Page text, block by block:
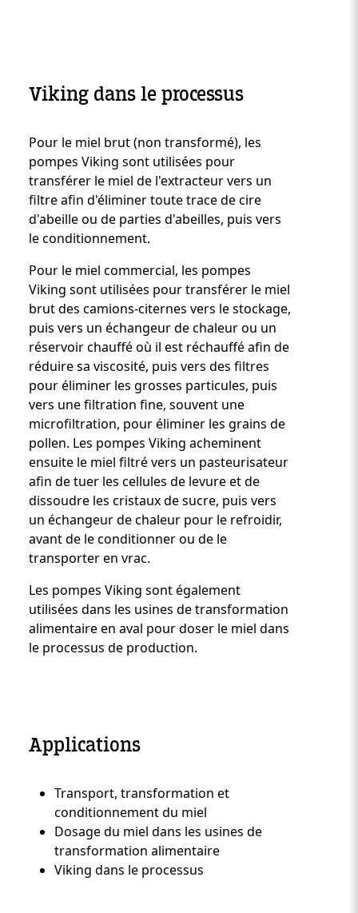
Custom Content One
Viking dans le processus
Pour le miel brut (non transformé), les
pompes Viking sont utilisées pour
transférer le miel de l'extracteur vers un
filtre afin d'éliminer toute trace de cire
d'abeille ou de parties d'abeilles, puis vers
le conditionnement.
Pour le miel commercial, les pompes
Viking sont utilisées pour transférer le miel
brut des camions-citernes vers le stockage,
puis vers un échangeur de chaleur ou un
réservoir chauffé où il est réchauffé afin de
réduire sa viscosité, puis vers des filtres
pour éliminer les grosses particules, puis
vers une filtration fine, souvent une
microfiltration, pour éliminer les grains de
pollen. Les pompes Viking acheminent
ensuite le miel filtré vers un pasteurisateur
afin de tuer les cellules de levure et de
dissoudre les cristaux de sucre, puis vers
un échangeur de chaleur pour le refroidir,
avant de le conditionner ou de le
transporter en vrac.
Les pompes Viking sont également
utilisées dans les usines de transformation
alimentaire en aval pour doser le miel dans
le processus de production.
Custom Content Two
Applications
Transport, transformation et
conditionnement du miel
Dosage du miel dans les usines de
transformation alimentaire
Viking dans le processus